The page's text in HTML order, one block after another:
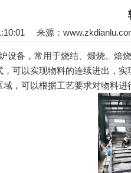
来源：
备，常用于烧结、煅烧、焙
以实现物料的连续进出，实
可以根据工艺要求对物料进